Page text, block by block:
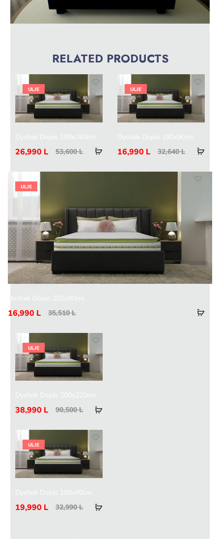
RELATED PRODUCTS
ULJE
Dyshek Dopio 190x160cm
53,600L
26,990 L
ULJE
Dyshek Dopio 190x90cm
32,640L
16,990 L
ULJE
Dyshek Dopio 200x90cm
35,510L
16,990 L
ULJE
Dyshek Dopio 200x220cm
90,500L
38,990 L
ULJE
Dyshek Dopio 190x80cm
32,990L
19,990 L